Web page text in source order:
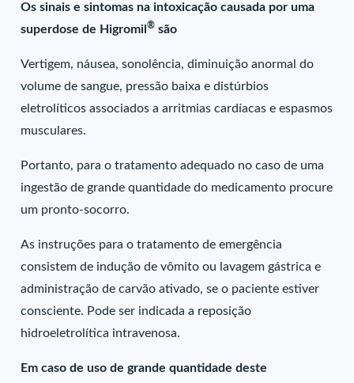
Os sinais e sintomas na intoxicação causada por uma
superdose de Higromil® são
Vertigem, náusea, sonolência, diminuição anormal do
volume de sangue, pressão baixa e distúrbios
eletrolíticos associados a arritmias cardíacas e espasmos
musculares.
Portanto, para o tratamento adequado no caso de uma
ingestão de grande quantidade do medicamento procure
um pronto-socorro.
As instruções para o tratamento de emergência
consistem de indução de vômito ou lavagem gástrica e
administração de carvão ativado, se o paciente estiver
consciente. Pode ser indicada a reposição
hidroeletrolítica intravenosa.
Em caso de uso de grande quantidade deste